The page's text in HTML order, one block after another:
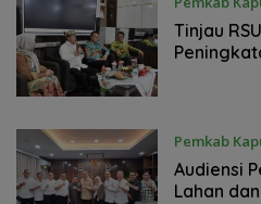
Tinjau
Pemkab
Audiensi
Lahan